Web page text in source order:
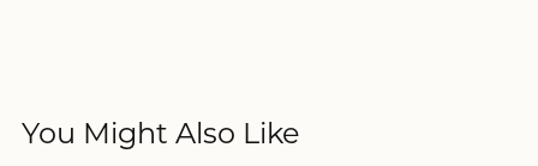
You Might Also Like